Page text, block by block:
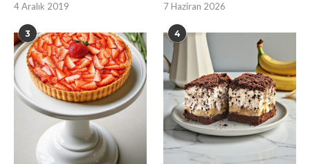
4 Aralık 2019 7 Haziran 2026
3 4